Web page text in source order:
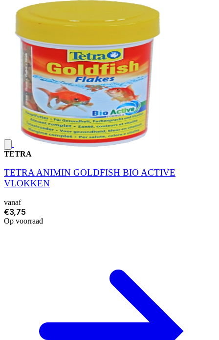
TETRA
TETRA ANIMIN GOLDFISH BIO ACTIVE
VLOKKEN
vanaf
€3,75
Op voorraad